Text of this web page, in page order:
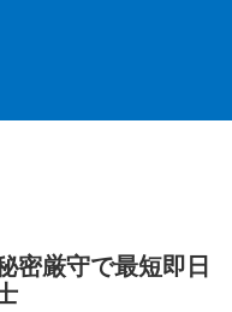
密厳守で最短即日